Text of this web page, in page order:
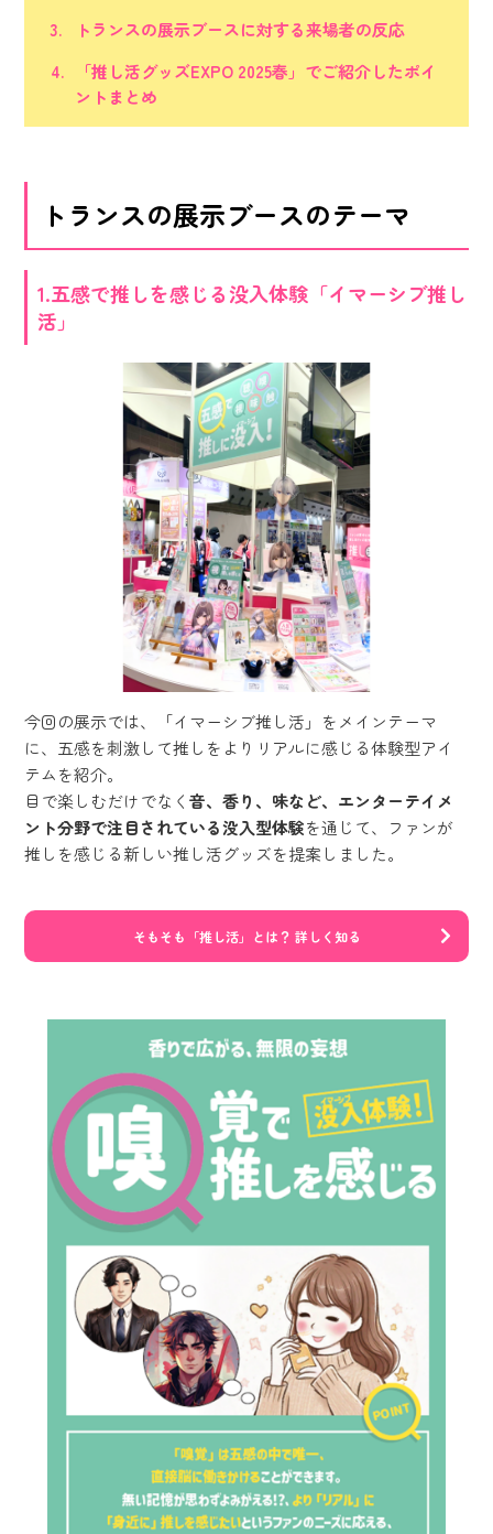
トランスの展示ブースに対する来場者の反応
「推し活グッズEXPO 2025春」でご紹介したポイ
ントまとめ
トランスの展示ブースのテーマ
1.五感で推しを感じる没入体験「イマーシブ推し
活」
今回の展示では、「イマーシブ推し活」をメインテーマ
に、五感を刺激して推しをよりリアルに感じる体験型アイ
テムを紹介。
目で楽しむだけでなく音、香り、味など、エンターテイメ
ント分野で注目されている没入型体験を通じて、ファンが
推しを感じる新しい推し活グッズを提案しました。
そもそも「推し活」とは？ 詳しく知る